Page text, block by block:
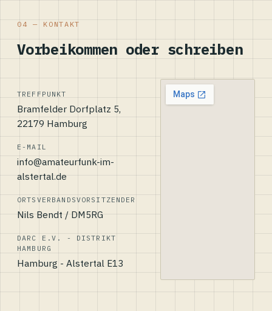
04 — KONTAKT
Vorbeikommen oder schreiben
TREFFPUNKT
Bramfelder Dorfplatz 5,
22179 Hamburg
E-MAIL
info@amateurfunk-im-
alstertal.de
ORTSVERBANDSVORSITZENDER
Nils Bendt / DM5RG
DARC E.V. - DISTRIKT
HAMBURG
Hamburg - Alstertal E13